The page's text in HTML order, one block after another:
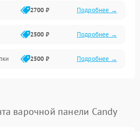
2700 ₽ Подробнее →
2500 ₽ Подробнее →
2500 ₽ Подробнее →
варочной панели Candy